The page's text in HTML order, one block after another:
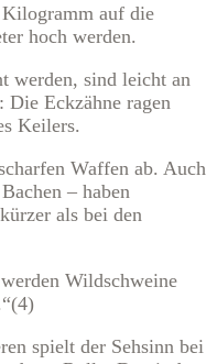
auf die
hoch werden.
werden, sind leicht an
Die Eckzähne ragen
Keilers.
Waffen ab. Auch
– haben
als bei den
Wildschweine
spielt der Sehsinn bei